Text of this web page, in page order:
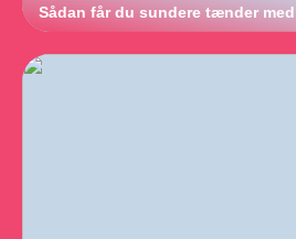
Sådan får du sundere tænder